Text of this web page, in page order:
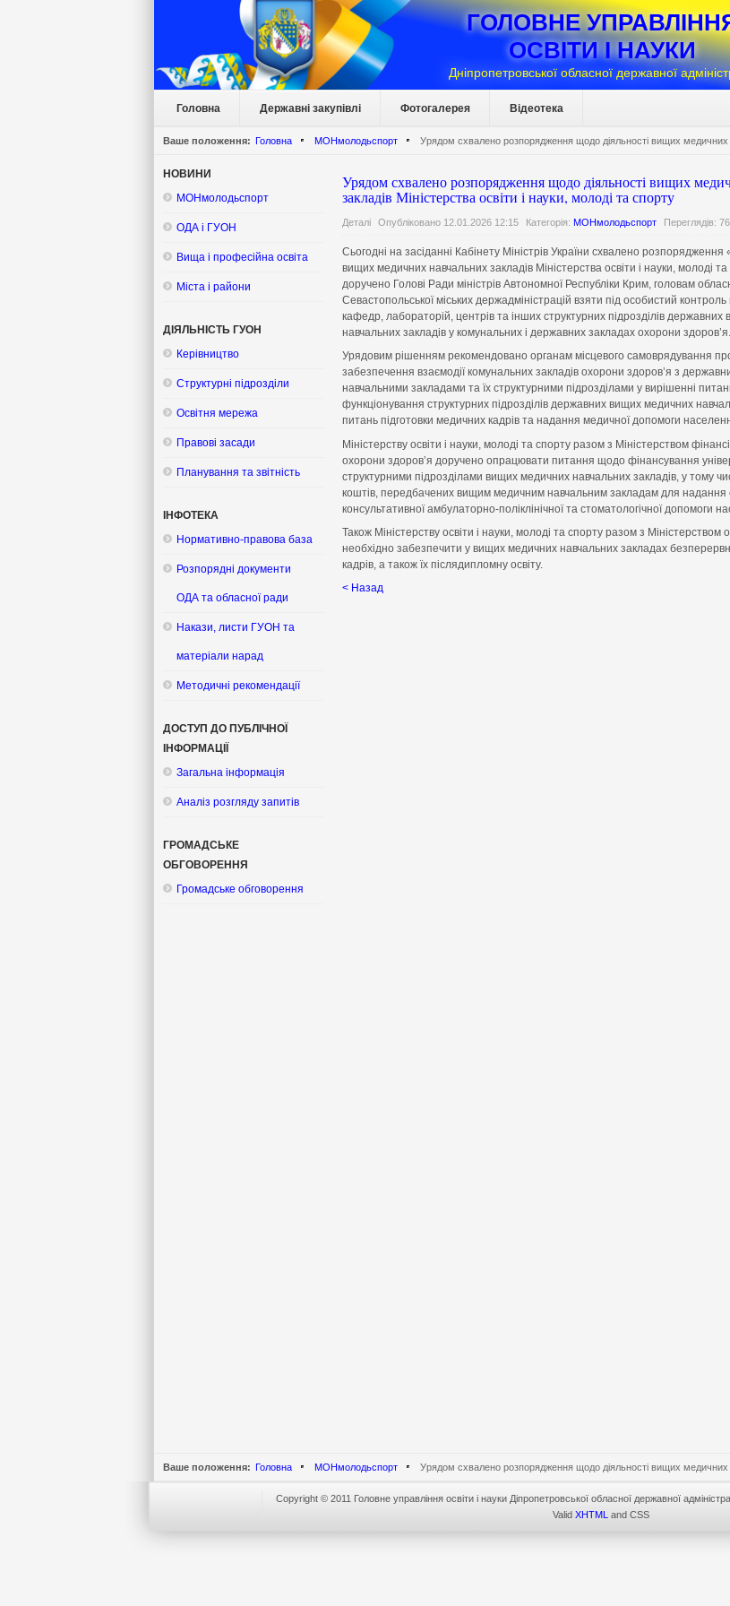
ГОЛОВНЕ
ОСВІТИ І НАУКИ
Дніпропетровської обласної державної
Головна Державні закупівлі Фотогалерея Відеотека
Ваше положення: Головна МОНмолодьспорт Урядом схвалено розпорядження щодо діяльності вищих медичних
НОВИНИ
МОНмолодьспорт
ОДА і ГУОН
Вища і професійна освіта
Міста і райони
ДІЯЛЬНІСТЬ ГУОН
Керівництво
Структурні підрозділи
Освітня мережа
Правові засади
Планування та звітність
ІНФОТЕКА
Нормативно-правова база
Розпорядні документи
ОДА та обласної ради
Накази, листи ГУОН та
матеріали нарад
Методичні рекомендації
ДОСТУП ДО ПУБЛІЧНОЇ
ІНФОРМАЦІЇ
Загальна інформація
Аналіз розгляду запитів
ГРОМАДСЬКЕ
ОБГОВОРЕННЯ
Громадське обговорення
Урядом схвалено розпорядження щодо діяльності вищих
закладів Міністерства освіти і науки, молоді та спорту
Деталі Опубліковано 12.01.2026 12:15 Категорія: МОНмолодьспорт Переглядів: 76
Сьогодні на засіданні Кабінету Міністрів України схвалено розпорядження
вищих медичних навчальних закладів Міністерства освіти і науки, молоді
доручено Голові Ради міністрів Автономної Республіки Крим, головам
Севастопольської міських держадміністрацій взяти під особистий
кафедр, лабораторій, центрів та інших структурних підрозділів
навчальних закладів у комунальних і державних закладах охорони здоров’я.
Урядовим рішенням рекомендовано органам місцевого самоврядування
забезпечення взаємодії комунальних закладів охорони здоров’я з
навчальними закладами та їх структурними підрозділами у вирішенні
функціонування структурних підрозділів державних вищих медичних
питань підготовки медичних кадрів та надання медичної допомоги
Міністерству освіти і науки, молоді та спорту разом з Міністерством
охорони здоров’я доручено опрацювати питання щодо фінансування
структурними підрозділами вищих медичних навчальних закладів, у тому
коштів, передбачених вищим медичним навчальним закладам для надання
консультативної амбулаторно-поліклінічної та стоматологічної допомоги
Також Міністерству освіти і науки, молоді та спорту разом з Міністерством
необхідно забезпечити у вищих медичних навчальних закладах
кадрів, а також їх післядипломну освіту.
< Назад
Ваше положення: Головна МОНмолодьспорт Урядом схвалено розпорядження щодо діяльності вищих медичних
Copyright © 2011 Головне управління освіти і науки Діпропетровської обласної державної
Valid XHTML and CSS